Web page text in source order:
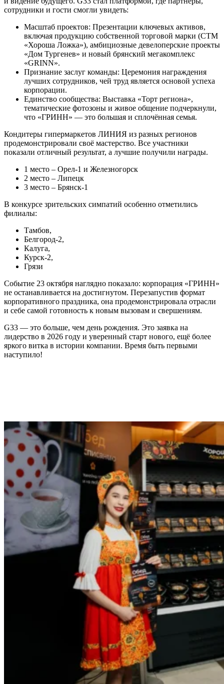
сотрудники и гости смогли увидеть:
Масштаб проектов: Презентации ключевых активов,
включая продукцию собственной торговой марки (СТМ
«Хороша Ложка»), амбициозные девелоперские проекты
«Дом Тургенев» и новый брянский мегакомплекс
«GRINN».
Признание заслуг команды: Церемония награждения
лучших сотрудников, чей труд является основой успеха
корпорации.
Единство сообщества: Выставка «Торт региона»,
тематические фотозоны и живое общение подчеркнули,
что «ГРИНН» — это большая и сплочённая семья.
Кондитеры гипермаркетов ЛИНИЯ из разных регионов
продемонстрировали своё мастерство. Все участники
показали отличный результат, а лучшие получили награды.
1 место – Орел-1 и Железногорск
2 место – Липецк
3 место – Брянск-1
В конкурсе зрительских симпатий особенно отметились
филиалы:
Тамбов,
Белгород-2,
Калуга,
Курск-2,
Грязи
Событие 23 октября наглядно показало: корпорация «ГРИНН»
не останавливается на достигнутом. Перезапустив формат
корпоративного праздника, она продемонстрировала отрасли
и себе самой готовность к новым вызовам и свершениям.
G33 — это больше, чем день рождения. Это заявка на
лидерство в 2026 году и уверенный старт нового, ещё более
яркого витка в истории компании. Время быть первыми
наступило!